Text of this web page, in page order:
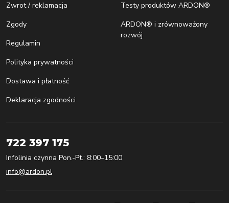
Zwrot / reklamacja
Zgody
Regulamin
Polityka prywatności
Dostawa i płatność
Deklaracja zgodności
Testy produktów ARDON®
ARDON® i zrównoważony
rozwój
722 397 175
Infolinia czynna Pon.-Pt.: 8:00–15:00
info@ardon.pl